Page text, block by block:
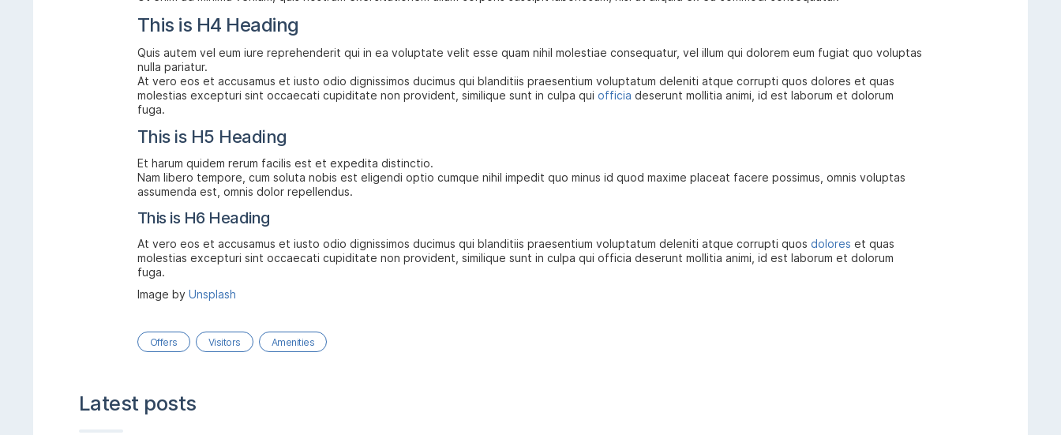
This is H4 Heading
Quis autem vel eum iure reprehenderit qui in ea voluptate velit esse quam nihil molestiae consequatur, vel illum qui dolorem eum fugiat quo voluptas
nulla pariatur.
At vero eos et accusamus et iusto odio dignissimos ducimus qui blanditiis praesentium voluptatum deleniti atque corrupti quos dolores et quas
molestias excepturi sint occaecati cupiditate non provident, similique sunt in culpa qui officia deserunt mollitia animi, id est laborum et dolorum
fuga.
This is H5 Heading
Et harum quidem rerum facilis est et expedita distinctio.
Nam libero tempore, cum soluta nobis est eligendi optio cumque nihil impedit quo minus id quod maxime placeat facere possimus, omnis voluptas
assumenda est, omnis dolor repellendus.
This is H6 Heading
At vero eos et accusamus et iusto odio dignissimos ducimus qui blanditiis praesentium voluptatum deleniti atque corrupti quos dolores et quas
molestias excepturi sint occaecati cupiditate non provident, similique sunt in culpa qui officia deserunt mollitia animi, id est laborum et dolorum
fuga.
Image by Unsplash
Offers Visitors Amenities
Latest posts